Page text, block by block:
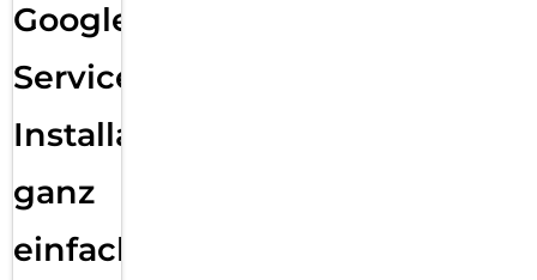
Google
Services
Installation
ganz
einfach